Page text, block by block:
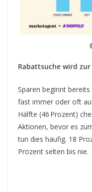
Rabattsuche wird
Sparen beginnt
fast immer oder oft
Hälfte (46 Prozent)
Aktionen, bevor es
tun dies häufig. 18
Prozent selten bis nie.